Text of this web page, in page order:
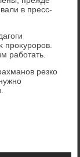
в пресс-
проκуроров.
работать.
резко